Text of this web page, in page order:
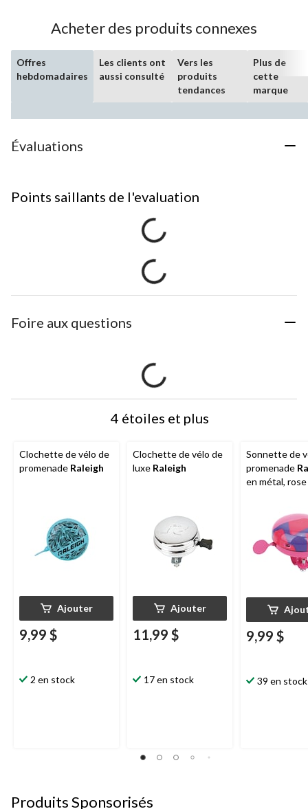
Acheter des produits connexes
Offres
hebdomadaires
Les clients ont
aussi consulté
Vers les
produits
tendances
Plus de
cette
marque
Évaluations
Points saillants de l'evaluation
Foire aux questions
4 étoiles et plus
Clochette de vélo de
promenade Raleigh
Ajouter
9,99 $
2 en stock
Clochette de vélo de
luxe Raleigh
Ajouter
11,99 $
17 en stock
Sonnette de
promenade
en métal, rose
9,99 $
39 en stock
Produits Sponsorisés